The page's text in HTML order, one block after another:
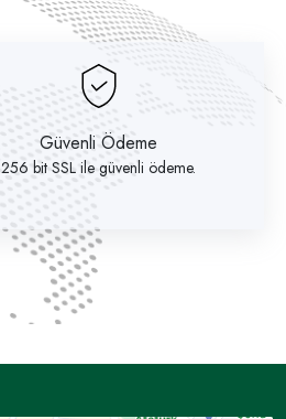
Güvenli Ödeme
256 bit SSL ile güvenli ödeme.